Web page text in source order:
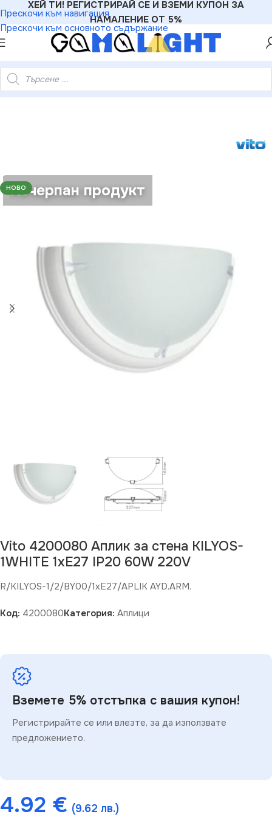
Прескочи към навигация
Прескочи към основното съдържание
ХЕЙ ТИ! РЕГИСТРИРАЙ СЕ И ВЗЕМИ КУПОН ЗА
НАМАЛЕНИЕ ОТ 5%
Аплик за стена KILYOS-1WHITE 1xE27 IP20 60W 220V
НОВО
Изчерпан продукт
Изчерпан продукт
Vito 4200080 Аплик за стена KILYOS-
1WHITE 1xE27 IP20 60W 220V
R/KILYOS-1/2/BY00/1xE27/APLIK AYD.ARM.
Код: 4200080Категория: Аплици
Вземете 5% отстъпка с вашия купон!
Регистрирайте се или влезте, за да използвате
предложението.
4.92 € (9.62 лв.)